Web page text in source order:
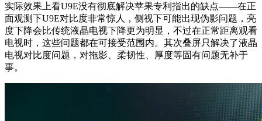
实际效果上看U9E没有彻底解决苹果专利指出的缺点——在正
面观测下U9E对比度非常惊人，侧视下可能出现伪影问题，亮
度下降会比传统液晶电视下降更为明显，不过在正常距离观看
电视时，这些问题都在可接受范围内。其次叠屏只解决了液晶
电视对比度问题，对拖影、柔韧性、厚度等固有问题无补于
事。